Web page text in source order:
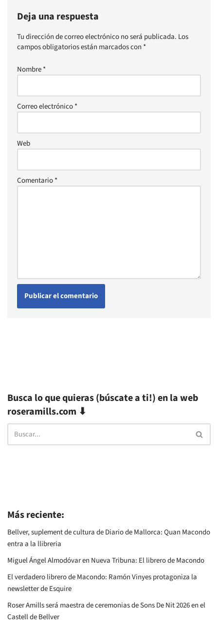
Deja una respuesta
Tu dirección de correo electrónico no será publicada. Los
campos obligatorios están marcados con *
Nombre*
Correo electrónico*
Web
Comentario*
Busca lo que quieras (búscate a ti!) en la web
roseramills.com ⬇
Más reciente:
Bellver, suplement de cultura de Diario de Mallorca: Quan Macondo
entra a la llibreria
Miguel Ángel Almodóvar en Nueva Tribuna: El librero de Macondo
El verdadero librero de Macondo: Ramón Vinyes protagoniza la
newsletter de Esquire
Roser Amills será maestra de ceremonias de Sons De Nit 2026 en el
Castell de Bellver